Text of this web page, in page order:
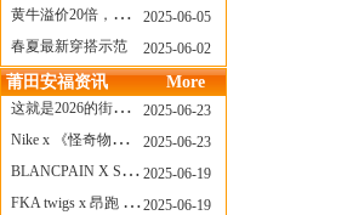
黄牛溢价20倍，「Labubu」3.0市价大盘点！假货比正品还贵...
2025-06-05
春夏最新穿搭示范
2025-06-02
莆田安福资讯 More
这就是2026的街头感！Prada新包我先爱了
2025-06-23
Nike x 《怪奇物语》联名回归，终于轮到这双热门款了！
2025-06-23
BLANCPAIN X SWATCH联名款 BIOCERAMIC SCUBA FIFTY FATHOMS 系列推出全新 GREEN ABYSS（碧波洋）腕表
2025-06-19
FKA twigs x 昂跑 联名来了，这三双 Cloud X 你选哪一双？
2025-06-19